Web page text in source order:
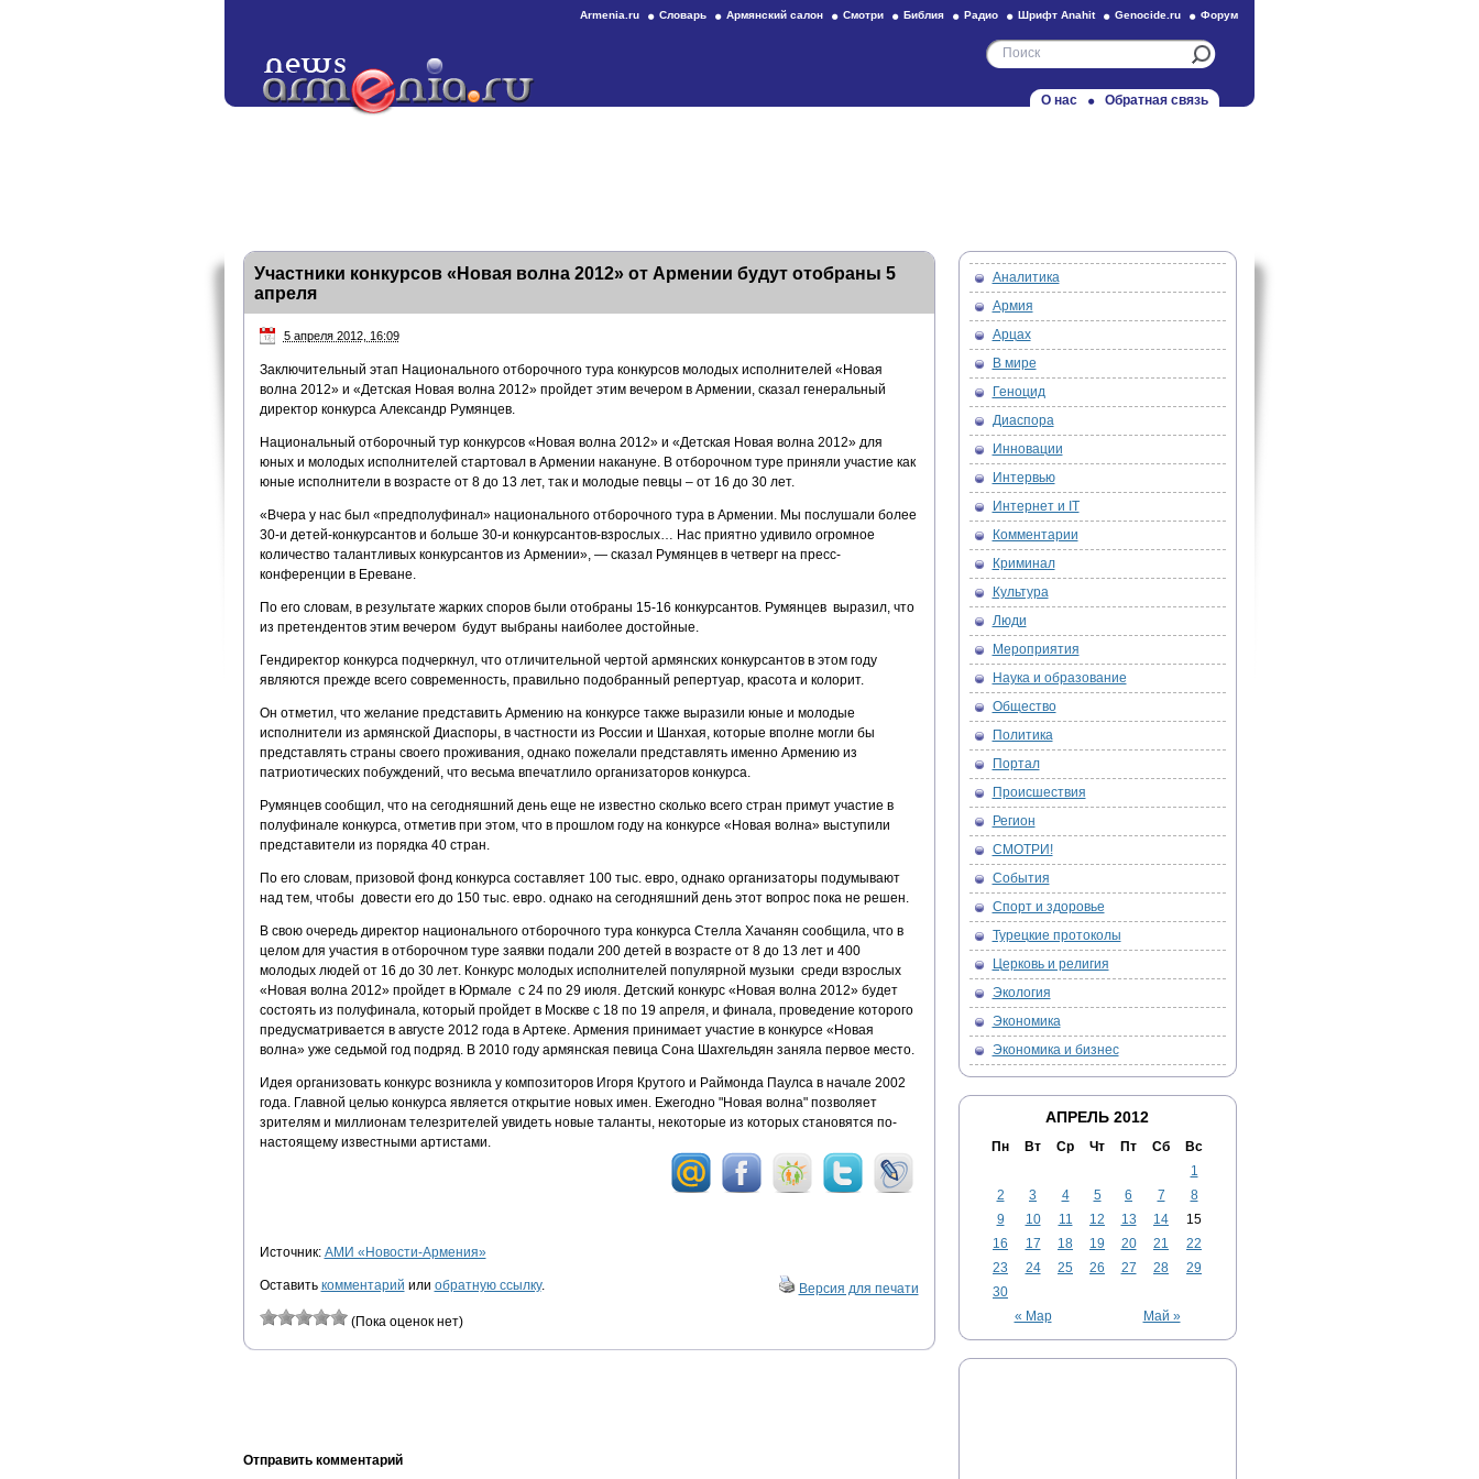
Armenia.ru Словарь Армянский салон Смотри Библия Радио Шрифт Anahit Genocide.ru Форум
О нас Обратная связь
Участники конкурсов «Новая волна 2012» от Армении будут отобраны 5
апреля
5 апреля 2012, 16:09
Заключительный этап Национального отборочного тура конкурсов молодых исполнителей «Новая
волна 2012» и «Детская Новая волна 2012» пройдет этим вечером в Армении, сказал генеральный
директор конкурса Александр Румянцев.
Национальный отборочный тур конкурсов «Новая волна 2012» и «Детская Новая волна 2012» для
юных и молодых исполнителей стартовал в Армении накануне. В отборочном туре приняли участие как
юные исполнители в возрасте от 8 до 13 лет, так и молодые певцы – от 16 до 30 лет.
«Вчера у нас был «предполуфинал» национального отборочного тура в Армении. Мы послушали более
30-и детей-конкурсантов и больше 30-и конкурсантов-взрослых… Нас приятно удивило огромное
количество талантливых конкурсантов из Армении», — сказал Румянцев в четверг на пресс-
конференции в Ереване.
По его словам, в результате жарких споров были отобраны 15-16 конкурсантов. Румянцев выразил, что
из претендентов этим вечером будут выбраны наиболее достойные.
Гендиректор конкурса подчеркнул, что отличительной чертой армянских конкурсантов в этом году
являются прежде всего современность, правильно подобранный репертуар, красота и колорит.
Он отметил, что желание представить Армению на конкурсе также выразили юные и молодые
исполнители из армянской Диаспоры, в частности из России и Шанхая, которые вполне могли бы
представлять страны своего проживания, однако пожелали представлять именно Армению из
патриотических побуждений, что весьма впечатлило организаторов конкурса.
Румянцев сообщил, что на сегодняшний день еще не известно сколько всего стран примут участие в
полуфинале конкурса, отметив при этом, что в прошлом году на конкурсе «Новая волна» выступили
представители из порядка 40 стран.
По его словам, призовой фонд конкурса составляет 100 тыс. евро, однако организаторы подумывают
над тем, чтобы довести его до 150 тыс. евро. однако на сегодняшний день этот вопрос пока не решен.
В свою очередь директор национального отборочного тура конкурса Стелла Хачанян сообщила, что в
целом для участия в отборочном туре заявки подали 200 детей в возрасте от 8 до 13 лет и 400
молодых людей от 16 до 30 лет. Конкурс молодых исполнителей популярной музыки среди взрослых
«Новая волна 2012» пройдет в Юрмале с 24 по 29 июля. Детский конкурс «Новая волна 2012» будет
состоять из полуфинала, который пройдет в Москве с 18 по 19 апреля, и финала, проведение которого
предусматривается в августе 2012 года в Артеке. Армения принимает участие в конкурсе «Новая
волна» уже седьмой год подряд. В 2010 году армянская певица Сона Шахгельдян заняла первое место.
Идея организовать конкурс возникла у композиторов Игоря Крутого и Раймонда Паулса в начале 2002
года. Главной целью конкурса является открытие новых имен. Ежегодно "Новая волна" позволяет
зрителям и миллионам телезрителей увидеть новые таланты, некоторые из которых становятся по-
настоящему известными артистами.
Источник: АМИ «Новости-Армения»
Оставить комментарий или обратную ссылку. Версия для печати
(Пока оценок нет)
Отправить комментарий
Аналитика
Армия
Арцах
В мире
Геноцид
Диаспора
Инновации
Интервью
Интернет и IT
Комментарии
Криминал
Культура
Люди
Мероприятия
Наука и образование
Общество
Политика
Портал
Происшествия
Регион
СМОТРИ!
События
Спорт и здоровье
Турецкие протоколы
Церковь и религия
Экология
Экономика
Экономика и бизнес
АПРЕЛЬ 2012
Пн Вт Ср Чт Пт Сб Вс
« Мар Май »
1
2
3 4 5 6 7
8
9
10 11 12 13 14
15
16
17 18 19 20 21
22
23
24 25 26 27 28
29
30